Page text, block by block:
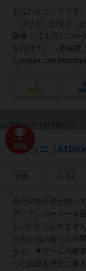
あなたはゴリラです
「ゴリラ」が交ざっ
勝負！ でも同じカ
を付けて。 〈難易
syuppan.com/
3
興味あり 経
16位
アテッコ（
17件
プレイ人数
2～6人
自分以外全員が知っ
ディアンポーカーを
もいいかもしれませ
た方が気の合った仲
せん。▼ゲームの概
ったお題を手元に書